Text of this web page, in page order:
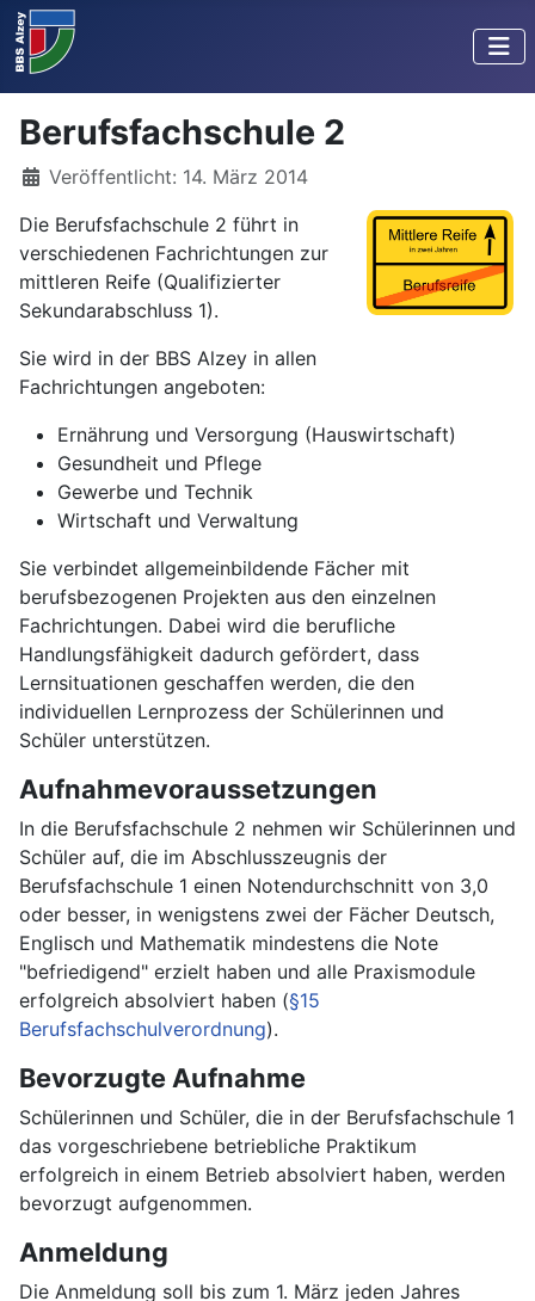
Berufsfachschule 2
Details
Veröffentlicht: 14. März 2014
Die Berufsfachschule 2 führt in
verschiedenen Fachrichtungen zur
mittleren Reife (Qualifizierter
Sekundarabschluss 1).
Sie wird in der BBS Alzey in allen
Fachrichtungen angeboten:
Ernährung und Versorgung (Hauswirtschaft)
Gesundheit und Pflege
Gewerbe und Technik
Wirtschaft und Verwaltung
Sie verbindet allgemeinbildende Fächer mit
berufsbezogenen Projekten aus den einzelnen
Fachrichtungen. Dabei wird die berufliche
Handlungsfähigkeit dadurch gefördert, dass
Lernsituationen geschaffen werden, die den
individuellen Lernprozess der Schülerinnen und
Schüler unterstützen.
Aufnahmevoraussetzungen
In die Berufsfachschule 2 nehmen wir Schülerinnen und
Schüler auf, die im Abschlusszeugnis der
Berufsfachschule 1 einen Notendurchschnitt von 3,0
oder besser, in wenigstens zwei der Fächer Deutsch,
Englisch und Mathematik mindestens die Note
"befriedigend" erzielt haben und alle Praxismodule
erfolgreich absolviert haben (§15
Berufsfachschulverordnung).
Bevorzugte Aufnahme
Schülerinnen und Schüler, die in der Berufsfachschule 1
das vorgeschriebene betriebliche Praktikum
erfolgreich in einem Betrieb absolviert haben, werden
bevorzugt aufgenommen.
Anmeldung
Die Anmeldung soll bis zum 1. März jeden Jahres